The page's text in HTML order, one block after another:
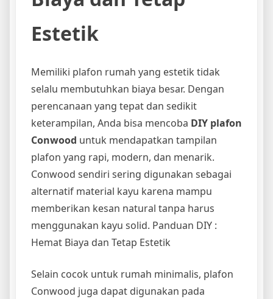
Estetik
Memiliki plafon rumah yang estetik tidak
selalu membutuhkan biaya besar. Dengan
perencanaan yang tepat dan sedikit
keterampilan, Anda bisa mencoba DIY plafon
Conwood untuk mendapatkan tampilan
plafon yang rapi, modern, dan menarik.
Conwood sendiri sering digunakan sebagai
alternatif material kayu karena mampu
memberikan kesan natural tanpa harus
menggunakan kayu solid. Panduan DIY :
Hemat Biaya dan Tetap Estetik
Selain cocok untuk rumah minimalis, plafon
Conwood juga dapat digunakan pada